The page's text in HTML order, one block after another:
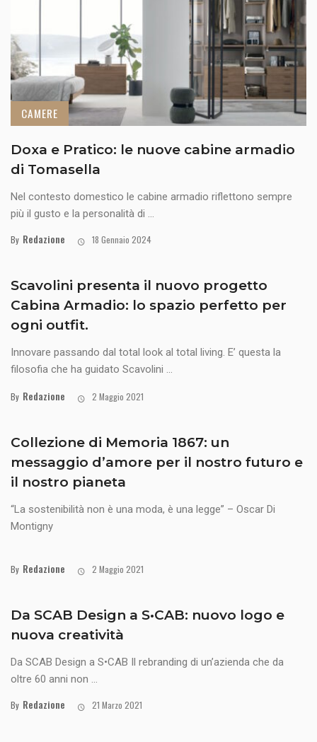
CAMERE
Doxa e Pratico: le nuove cabine armadio
di Tomasella
Nel contesto domestico le cabine armadio riflettono sempre
più il gusto e la personalità di ...
By Redazione 18 Gennaio 2024
Scavolini presenta il nuovo progetto
Cabina Armadio: lo spazio perfetto per
ogni outfit.
Innovare passando dal total look al total living. E’ questa la
filosofia che ha guidato Scavolini ...
By Redazione 2 Maggio 2021
Collezione di Memoria 1867: un
messaggio d’amore per il nostro futuro e
il nostro pianeta
“La sostenibilità non è una moda, è una legge” – Oscar Di
Montigny
By Redazione 2 Maggio 2021
Da SCAB Design a S•CAB: nuovo logo e
nuova creatività
Da SCAB Design a S•CAB Il rebranding di un’azienda che da
oltre 60 anni non ...
By Redazione 21 Marzo 2021